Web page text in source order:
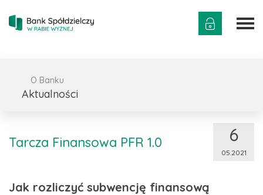
O Banku
Aktualności
Tarcza Finansowa PFR 1.0 6
05.2021
Jak rozliczyć subwencję finansową